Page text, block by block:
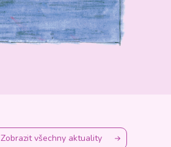
Zobrazit všechny aktuality